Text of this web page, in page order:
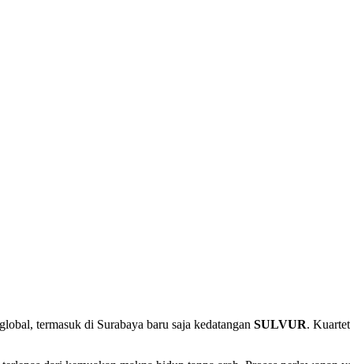
termasuk di Surabaya baru saja kedatangan SULVUR.